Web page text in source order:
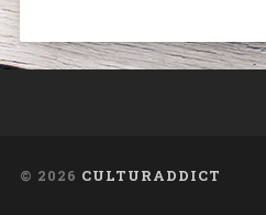
© 2026 CULTURADDICT